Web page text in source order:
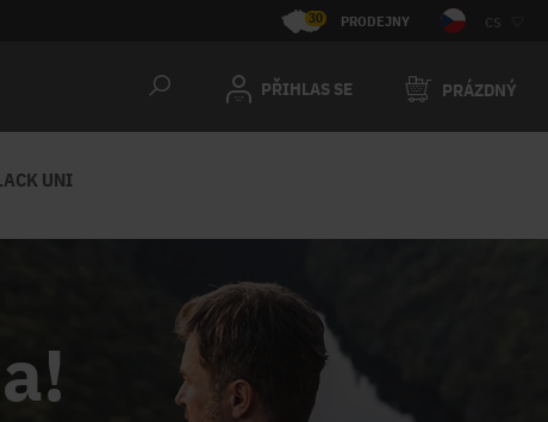
30 PRODEJNY CS
PŘIHLAS SE PRÁZDNÝ
UNI